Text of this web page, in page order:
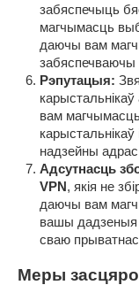
забяспечыць
магчымасць
даючы вам
забяспечваючы
Рэпутацыя:
вам
надзейны
Адсутнасць
VPN, якія не
даючы вам
вашы дадзеныя
сваю
Меры